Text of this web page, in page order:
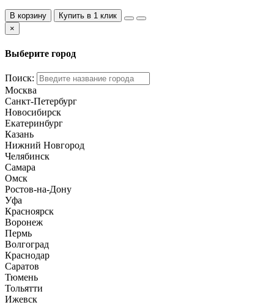
В корзину
Купить в 1 клик
×
Выберите город
Поиск:
Москва
Санкт-Петербург
Новосибирск
Екатеринбург
Казань
Нижний Новгород
Челябинск
Самара
Омск
Ростов-на-Дону
Уфа
Красноярск
Воронеж
Пермь
Волгоград
Краснодар
Саратов
Тюмень
Тольятти
Ижевск